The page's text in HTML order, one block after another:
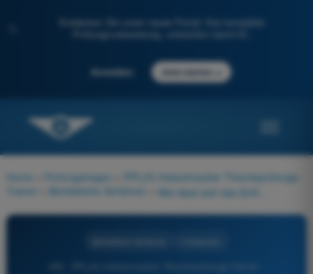
Entdecken Sie unser neues Portal: Ihre komplette
Prüfungsvorbereitung, unterstützt durch KI.
Anmelden Jetzt starten
Home Prüfungsfragen
PPL(H) Hubschrauber Theorieprüfungs-
Trainer
Betriebliche Verfahren